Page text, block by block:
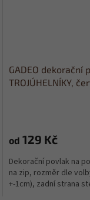
GADEO dekorační
TROJÚHELNÍKY,
od 129 Kč
Dekorační povlak na
na zip, rozměr dle
+-1cm), zadní strana